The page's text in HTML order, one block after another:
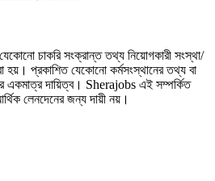
চাকরি সংক্রান্ত তথ্য নিয়োগকারী সংস্থা/
হয়। প্রকাশিত যেকোনো কর্মসংস্থানের তথ্য বা
একমাত্র দায়িত্ব। Sherajobs এই সম্পর্কিত
লেনদেনের জন্য দায়ী নয়।